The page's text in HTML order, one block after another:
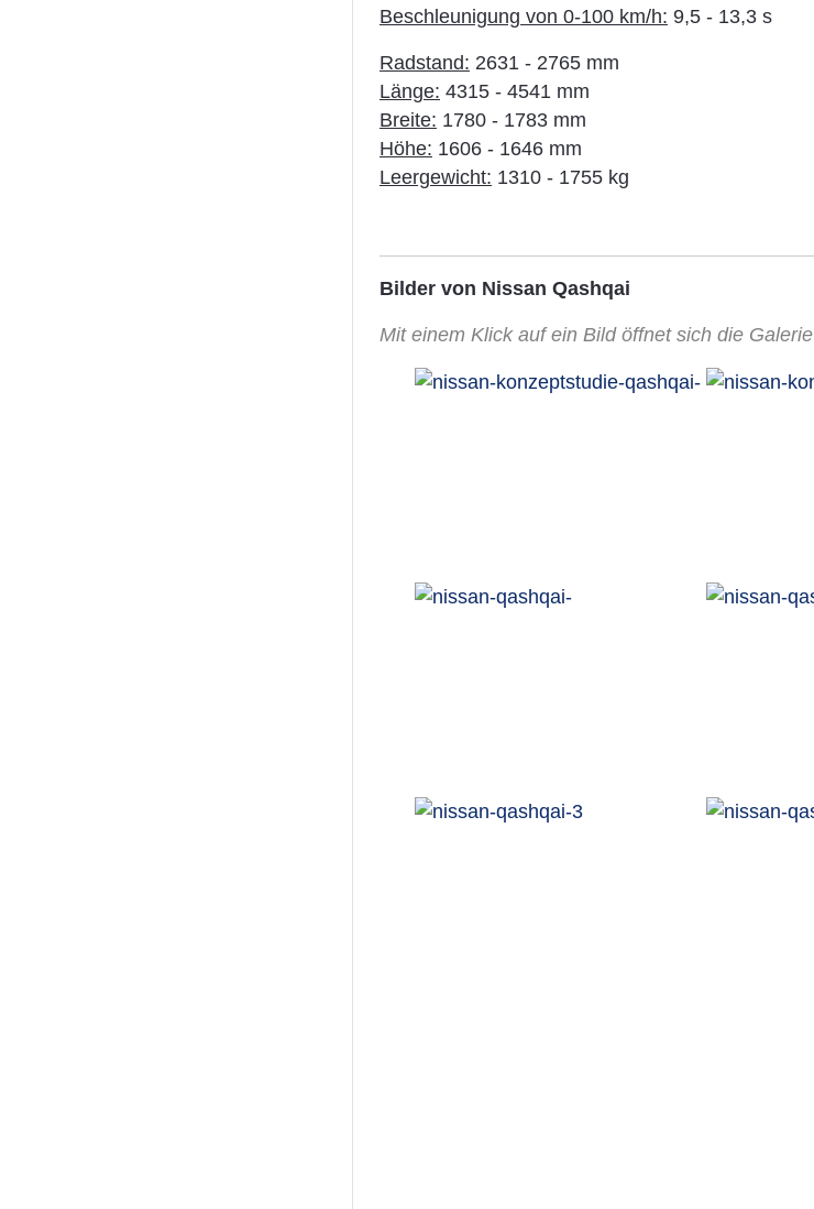
Beschleunigung von 0-100 km/h: 9,5 - 13,3 s
Radstand: 2631 - 2765 mm
Länge: 4315 - 4541 mm
Breite: 1780 - 1783 mm
Höhe: 1606 - 1646 mm
Leergewicht: 1310 - 1755 kg
Bilder von Nissan Qashqai
Mit einem Klick auf ein Bild öffnet sich die Galerie